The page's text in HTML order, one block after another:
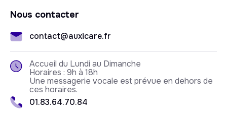
Nous contacter
contact@auxicare.fr
Accueil du Lundi au Dimanche
Horaires : 9h à 18h
Une messagerie vocale est prévue en dehors de
ces horaires.
01.83.64.70.84